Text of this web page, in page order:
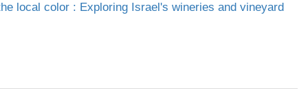
local color : Exploring Israel's wineries and vineyard